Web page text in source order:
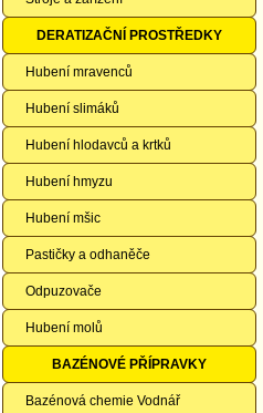
DERATIZAČNÍ PROSTŘEDKY
Hubení mravenců
Hubení slimáků
Hubení hlodavců a krtků
Hubení hmyzu
Hubení mšic
Pastičky a odhaněče
Odpuzovače
Hubení molů
BAZÉNOVÉ PŘÍPRAVKY
Bazénová chemie Vodnář